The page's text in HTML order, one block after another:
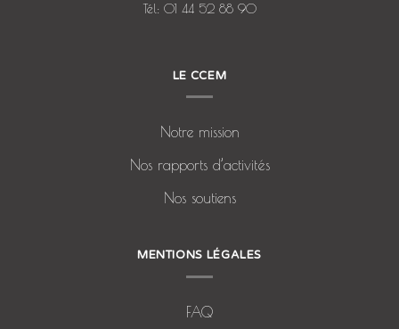
Tél: 01 44 52 88 90
LE CCEM
Notre mission
Nos rapports d’activités
Nos soutiens
MENTIONS LÉGALES
FAQ